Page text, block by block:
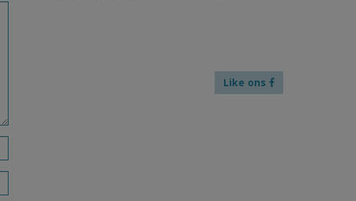
Like ons